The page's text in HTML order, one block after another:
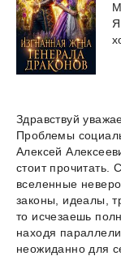
Я
Здравствуй
Проблемы
Алексей
стоит прочитать.
вселенные
законы, идеалы,
то исчезаешь
находя
неожиданно для